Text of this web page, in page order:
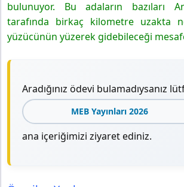
bulunuyor. Bu adaların bazıları
tarafında birkaç kilometre uzakta
yüzücünün yüzerek gidebileceği
Aradığınız ödevi bulamadıysanız
MEB Yayınları 2026
ana içeriğimizi ziyaret ediniz.